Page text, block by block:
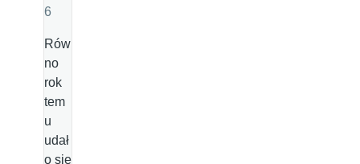
6
Rów
no
rok
tem
u
udał
o się